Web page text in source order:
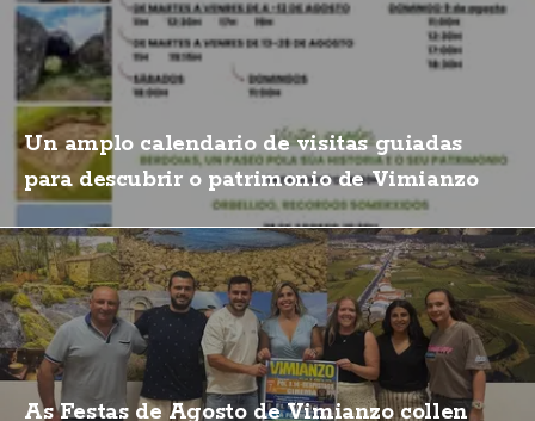
Un amplo calendario de visitas guiadas
para descubrir o patrimonio de Vimianzo
As Festas de Agosto de Vimianzo collen